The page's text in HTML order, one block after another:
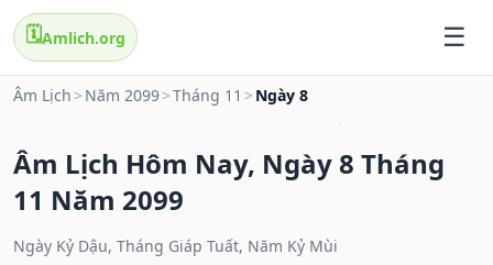
🗓️Amlich.org
Âm Lịch > Năm 2099>Tháng 11 > Ngày 8
Âm Lịch Hôm Nay, Ngày 8 Tháng
11 Năm 2099
Ngày Kỷ Dậu, Tháng Giáp Tuất, Năm Kỷ Mùi